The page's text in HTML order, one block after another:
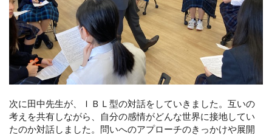
次に田中先生が、ＩＢＬ型の対話をしていきました。互いの
考えを共有しながら、自分の感情がどんな世界に接地してい
たのか対話しました。問いへのアプローチのきっかけや展開